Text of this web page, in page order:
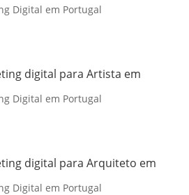
Digital em Portugal
digital para Artista em
Digital em Portugal
digital para Arquiteto em
Digital em Portugal